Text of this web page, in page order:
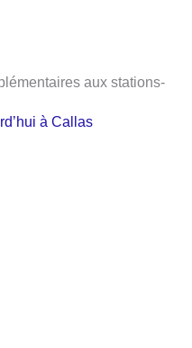
aux stations-
à Callas